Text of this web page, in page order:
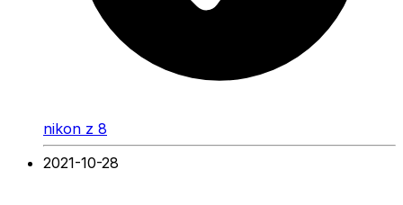
nikon z 8
2021-10-28